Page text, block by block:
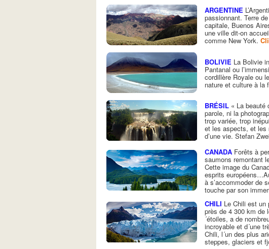
ARGENTINE
passionnant. Terre
capitale, Buenos
une ville dit-on
comme New York.
BOLIVIE La Bolivie
Pantanal ou
cordillère Royale ou
nature et culture à
BRÉSIL « La beauté
parole, ni la
trop variée, trop
et les aspects, et les
d’une vie. Stefan
CANADA Forêts à
saumons remontant
Cette image du
esprits
à s’accommoder de
touche par son
CHILI Le Chili est un
près de 4 300 km de
´étoiles, a de
incroyable et d´une
Chili, l´un des plus
steppes, glaciers et